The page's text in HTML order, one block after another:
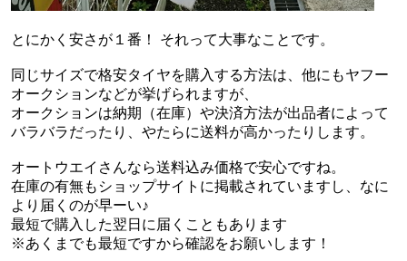
とにかく安さが１番！ それって大事なことです。
同じサイズで格安タイヤを購入する方法は、他にもヤフー
オークションなどが挙げられますが、
オークションは納期（在庫）や決済方法が出品者によって
バラバラだったり、やたらに送料が高かったりします。
オートウエイさんなら送料込み価格で安心ですね。
在庫の有無もショップサイトに掲載されていますし、なに
より届くのが早ーい♪
最短で購入した翌日に届くこともあります
※あくまでも最短ですから確認をお願いします！